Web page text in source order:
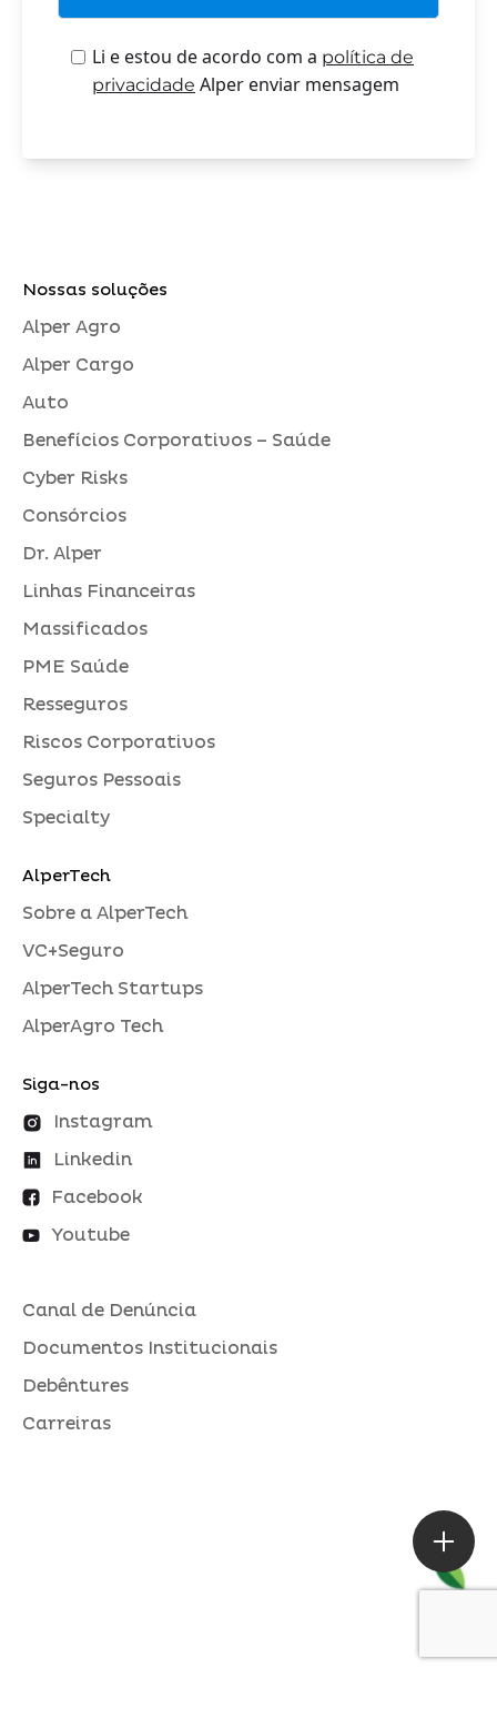
Li e estou de acordo com a política de
privacidade Alper enviar mensagem
Nossas soluções
Alper Agro
Alper Cargo
Auto
Benefícios Corporativos – Saúde
Cyber Risks
Consórcios
Dr. Alper
Linhas Financeiras
Massificados
PME Saúde
Resseguros
Riscos Corporativos
Seguros Pessoais
Specialty
AlperTech
Sobre a AlperTech
VC+Seguro
AlperTech Startups
AlperAgro Tech
Siga-nos
Instagram
Linkedin
Facebook
Youtube
Canal de Denúncia
Documentos Institucionais
Debêntures
Carreiras